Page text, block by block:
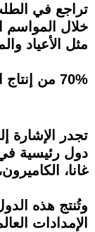
تراجع في
خلال المواسم
مثل الأعياد
70% من إنتاج العالم في غرب إفريقيا
تجدر الإشارة
دول رئيسية
غانا،
الإمدادات